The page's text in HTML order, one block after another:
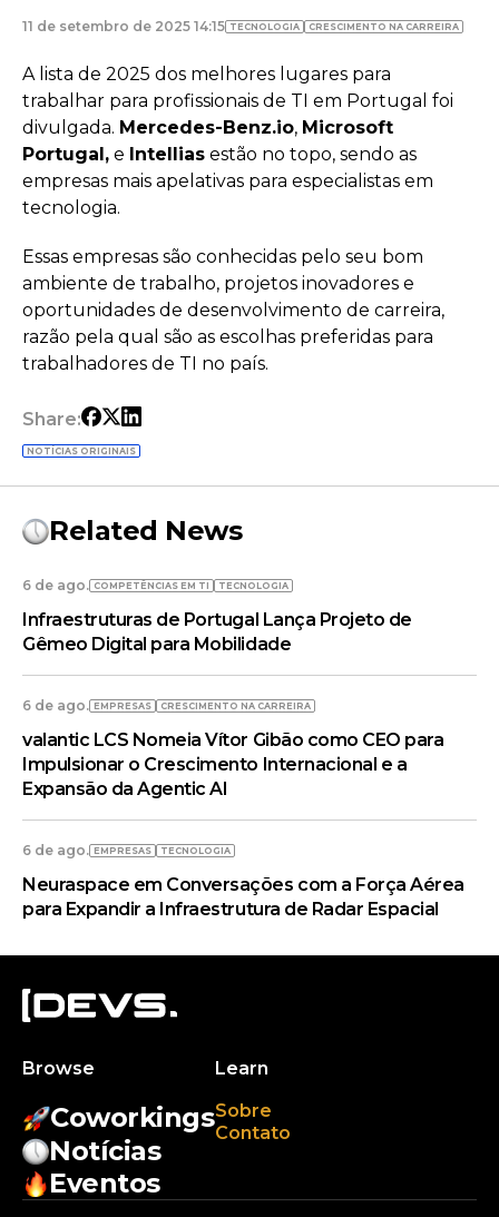
11 de setembro de 2025 14:15 TECNOLOGIA CRESCIMENTO NA CARREIRA
A lista de 2025 dos melhores lugares para
trabalhar para profissionais de TI em Portugal foi
divulgada. Mercedes-Benz.io, Microsoft
Portugal, e Intellias estão no topo, sendo as
empresas mais apelativas para especialistas em
tecnologia.
Essas empresas são conhecidas pelo seu bom
ambiente de trabalho, projetos inovadores e
oportunidades de desenvolvimento de carreira,
razão pela qual são as escolhas preferidas para
trabalhadores de TI no país.
Share:
NOTÍCIAS ORIGINAIS
Related News
6 de ago. COMPETÊNCIAS EM TI TECNOLOGIA
Infraestruturas de Portugal Lança Projeto de
Gêmeo Digital para Mobilidade
6 de ago. EMPRESAS CRESCIMENTO NA CARREIRA
valantic LCS Nomeia Vítor Gibão como CEO para
Impulsionar o Crescimento Internacional e a
Expansão da Agentic AI
6 de ago. EMPRESAS TECNOLOGIA
Neuraspace em Conversações com a Força Aérea
para Expandir a Infraestrutura de Radar Espacial
Browse
Coworkings
Notícias
Eventos
Learn
Sobre
Contato